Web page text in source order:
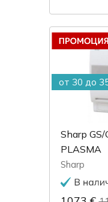
от 30 до
Sharp GS/
PLASMA
Sharp